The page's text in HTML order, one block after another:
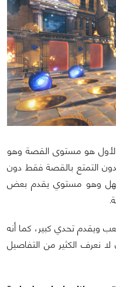
الأول هو مستوى القصة وهو
التمتع بالقصة فقط دون
سهل وهو مستوي يقدم بعض
ويقدم تحدي كبير، كما أنه
نعرف الكثير من التفاصيل